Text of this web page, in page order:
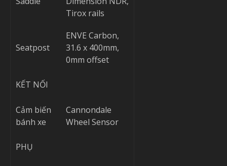
Tirox rails
Seatpost
ENVE Carbon,
31.6 x 400mm,
0mm offset
KẾT NỐI
Cảm biến
bánh xe
Cannondale
Wheel Sensor
PHỤ